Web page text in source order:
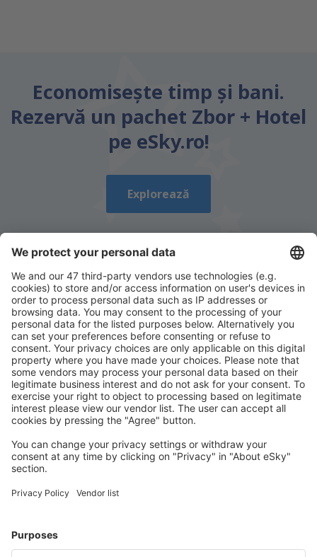
Economiseşte timp și bani.
Rezervă un pachet Zbor + Hotel
pe eSky.ro!
Explorează
Descarcă aplicația noastrăși organizează-ţi
convenabil călătoriile
Planifică-ți călătoria
Bilete de avion
Zbor+Hotel